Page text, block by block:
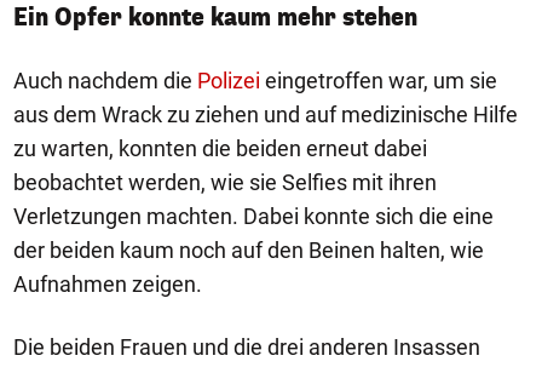
Ein Opfer konnte kaum mehr stehen
Auch nachdem die Polizei eingetroffen war, um sie
aus dem Wrack zu ziehen und auf medizinische Hilfe
zu warten, konnten die beiden erneut dabei
beobachtet werden, wie sie Selfies mit ihren
Verletzungen machten. Dabei konnte sich die eine
der beiden kaum noch auf den Beinen halten, wie
Aufnahmen zeigen.
Die beiden Frauen und die drei anderen Insassen